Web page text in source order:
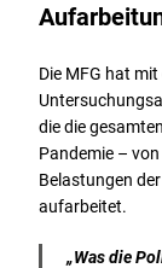
Die MFG hat
die die
Pandemie –
Belastungen
aufarbeitet.
„Was die